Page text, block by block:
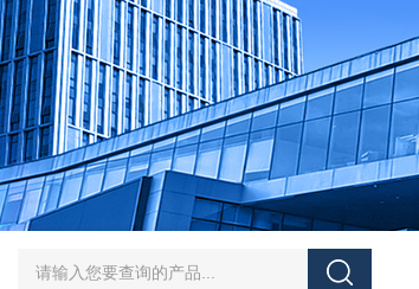
矩扳手检定仪 机械扳手校准仪 JDSF100KN电子式拉